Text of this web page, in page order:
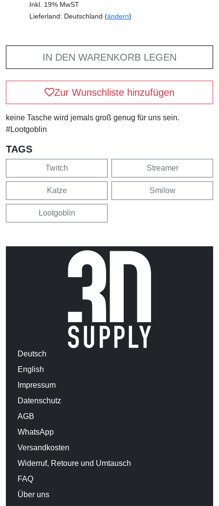
Inkl. 19% MwST
Lieferland: Deutschland (ändern)
IN DEN WARENKORB LEGEN
Zur Wunschliste hinzufügen
keine Tasche wird jemals groß genug für uns sein.
#Lootgoblin
TAGS
Twitch Streamer
Katze Smilow
Lootgoblin
Deutsch
English
Impressum
Datenschutz
AGB
WhatsApp
Versandkosten
Widerruf, Retoure und Umtausch
FAQ
Über uns